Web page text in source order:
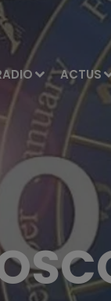
ACTUS